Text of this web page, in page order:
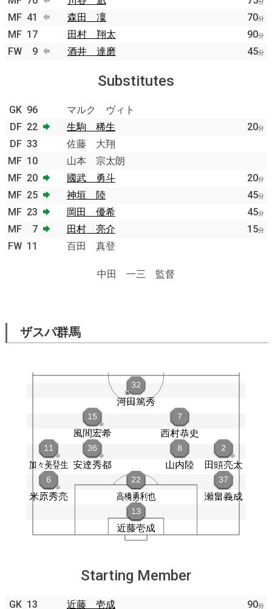
分
MF 41 森田 凜 70分
MF 17 田村 翔太 90分
FW 9 酒井 達磨 45分
Substitutes
GK 96
マルク ヴィト
DF 22 生駒 稀生 20分
DF 33
佐藤 大翔
MF 10
山本 宗太朗
MF 20 國武 勇斗 20分
MF 25 神垣 陸 45分
MF 23 岡田 優希 45分
MF 7 田村 亮介 15分
FW 11 百田 真登
中田 一三 監督
ザスパ群馬
Starting Member
GK 13 近藤 壱成 90分